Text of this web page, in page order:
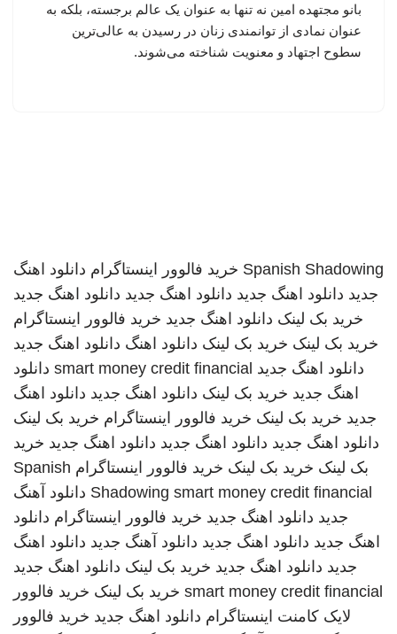
بانو مجتهده امین نه تنها به عنوان یک عالم برجسته، بلکه به
عنوان نمادی از توانمندی زنان در رسیدن به عالی‌ترین
سطوح اجتهاد و معنویت شناخته می‌شوند.
Spanish Shadowing خرید فالوور اینستاگرام دانلود اهنگ
جدید دانلود اهنگ جدید دانلود اهنگ جدید دانلود اهنگ جدید
خرید بک لینک دانلود اهنگ جدید خرید فالوور اینستاگرام
خرید بک لینک خرید بک لینک دانلود اهنگ دانلود اهنگ جدید
دانلود اهنگ جدید smart money credit financial دانلود
اهنگ جدید خرید بک لینک دانلود اهنگ جدید دانلود اهنگ
جدید خرید بک لینک خرید فالوور اینستاگرام خرید بک لینک
دانلود اهنگ جدید دانلود اهنگ جدید دانلود اهنگ جدید خرید
بک لینک خرید بک لینک خرید فالوور اینستاگرام Spanish
Shadowing smart money credit financial
دانلود آهنگ
جدید دانلود اهنگ جدید خرید فالوور اینستاگرام دانلود
اهنگ جدید دانلود اهنگ جدید دانلود آهنگ جدید دانلود اهنگ
جدید دانلود اهنگ جدید خرید بک لینک دانلود اهنگ جدید
smart money credit financial خرید بک لینک خرید فالوور
لایک کامنت اینستاگرام دانلود اهنگ جدید خرید فالوور